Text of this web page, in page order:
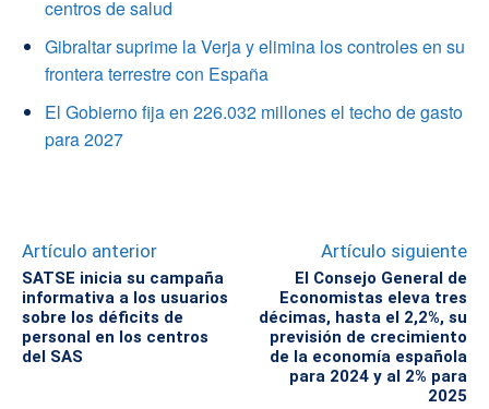
centros de salud
Gibraltar suprime la Verja y elimina los controles en su
frontera terrestre con España
El Gobierno fija en 226.032 millones el techo de gasto
para 2027
Artículo anterior
SATSE inicia su campaña
informativa a los usuarios
sobre los déficits de
personal en los centros
del SAS
Artículo siguiente
El Consejo General de
Economistas eleva tres
décimas, hasta el 2,2%, su
previsión de crecimiento
de la economía española
para 2024 y al 2% para
2025